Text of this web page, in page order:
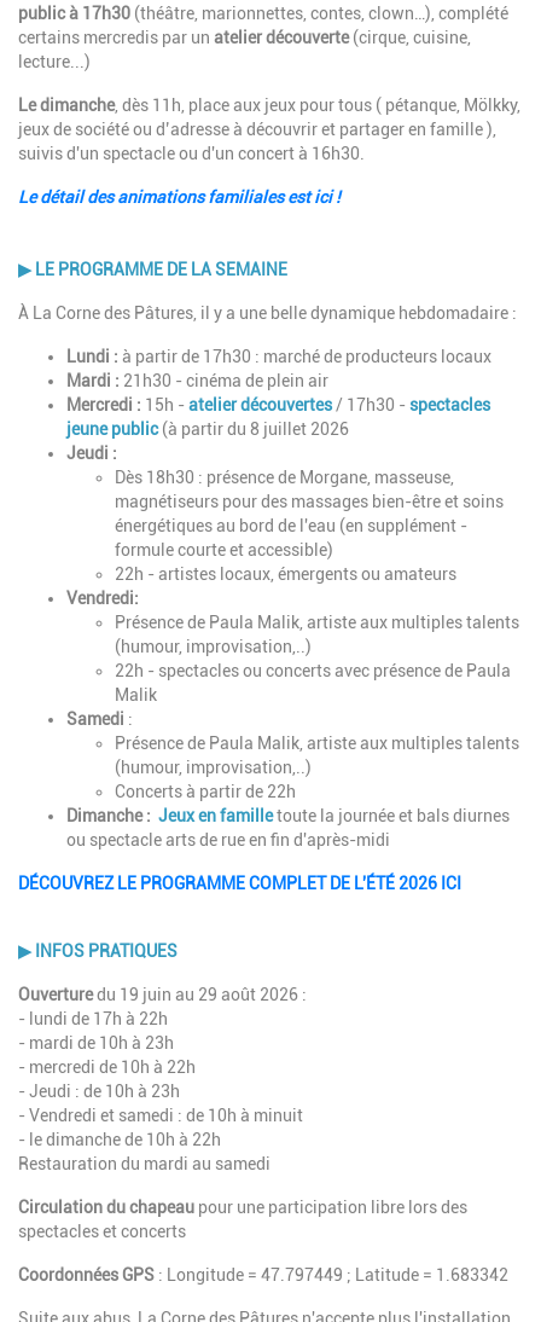
public à 17h30 (théâtre, marionnettes, contes, clown…), complété
certains mercredis par un atelier découverte(cirque, cuisine,
lecture...)
Le dimanche, dès 11h, place aux jeux pour tous ( pétanque, Mölkky,
jeux de société ou d’adresse à découvrir et partager en famille ),
suivis d'un spectacle ou d'un concert à 16h30.
Le détail des animations familiales est ici !
▶LE PROGRAMME DE LA SEMAINE
À La Corne des Pâtures, il y a une belle dynamique hebdomadaire :
Lundi : à partir de 17h30 : marché de producteurs locaux
Mardi : 21h30 - cinéma de plein air
Mercredi : 15h - atelier découvertes/ 17h30 - spectacles
jeune public(à partir du 8 juillet 2026
Jeudi :
Dès 18h30 : présence de Morgane, masseuse,
magnétiseurs pour des massages bien-être et soins
énergétiques au bord de l'eau (en supplément -
formule courte et accessible)
22h - artistes locaux, émergents ou amateurs
Vendredi:
Présence de Paula Malik, artiste aux multiples talents
(humour, improvisation,..)
22h - spectacles ou concerts avec présence de Paula
Malik
Samedi :
Présence de Paula Malik, artiste aux multiples talents
(humour, improvisation,..)
Concerts à partir de 22h
Dimanche : Jeux en familletoute la journée et bals diurnes
ou spectacle arts de rue en fin d'après-midi
DÉCOUVREZ LE PROGRAMME COMPLET DE L'ÉTÉ 2026 ICI
▶INFOS PRATIQUES
Ouverturedu 19 juin au 29 août 2026 :
- lundi de 17h à 22h
- mardi de 10h à 23h
- mercredi de 10h à 22h
- Jeudi : de 10h à 23h
- Vendredi et samedi : de 10h à minuit
- le dimanche de 10h à 22h
Restauration du mardi au samedi
Circulation du chapeau pour une participation libre lors des
spectacles et concerts
Coordonnées GPS : Longitude = 47.797449 ; Latitude = 1.683342
Suite aux abus, La Corne des Pâtures n'accepte plus l'installation